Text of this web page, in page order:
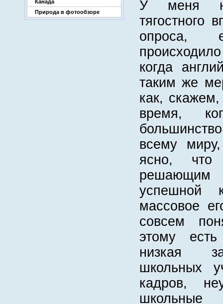
Канада
Природа в фотообзоре
У меня
тягостного
когда
таким же
как,
время,
всему
ясно, что
успешной
массовое
совсем
этому
низкая
школьных
кадров,